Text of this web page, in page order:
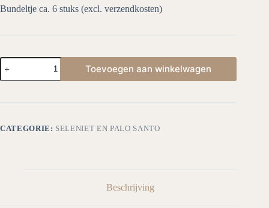
Bundeltje ca. 6 stuks (excl. verzendkosten)
Seleniet
en
Palo
Toevoegen aan winkelwagen
CATEGORIE: SELENIET EN PALO SANTO
Beschrijving